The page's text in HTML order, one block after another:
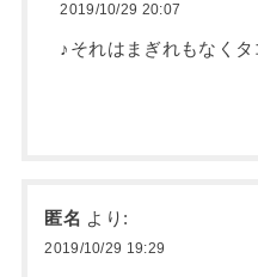
2019/10/29 20:07
♪それはまぎれもなくタ
匿名 より:
2019/10/29 19:29